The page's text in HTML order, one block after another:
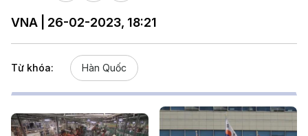
VNA | 26-02-2023, 18:21
Từ khóa: Hàn Quốc